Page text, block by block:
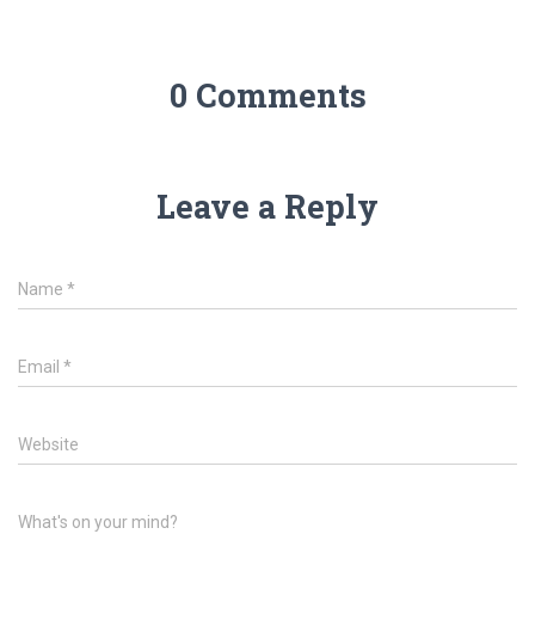
0 Comments
Leave a Reply
Name *
Email *
Website
What's on your mind?